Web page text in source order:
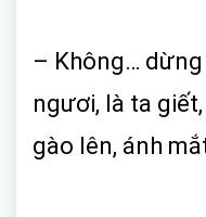
– Không…
ngươi, là ta
gào lên, ánh